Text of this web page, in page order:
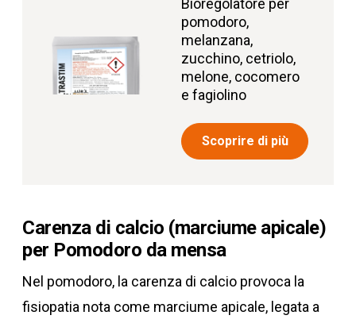
Bioregolatore per
pomodoro,
melanzana,
zucchino, cetriolo,
melone, cocomero
e fagiolino
Scoprire di più
Carenza di calcio (marciume apicale)
per Pomodoro da mensa
Nel pomodoro, la carenza di calcio provoca la
fisiopatia nota come marciume apicale, legata a